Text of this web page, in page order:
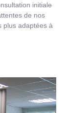
initiale
de nos
plus adaptées à